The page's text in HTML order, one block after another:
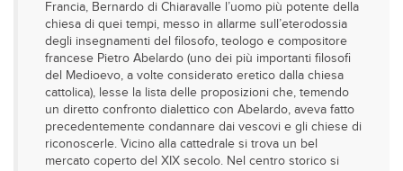
Francia, Bernardo di Chiaravalle l’uomo più potente della
chiesa di quei tempi, messo in allarme sull’eterodossia
degli insegnamenti del filosofo, teologo e compositore
francese Pietro Abelardo (uno dei più importanti filosofi
del Medioevo, a volte considerato eretico dalla chiesa
cattolica), lesse la lista delle proposizioni che, temendo
un diretto confronto dialettico con Abelardo, aveva fatto
precedentemente condannare dai vescovi e gli chiese di
riconoscerle. Vicino alla cattedrale si trova un bel
mercato coperto del XIX secolo. Nel centro storico si